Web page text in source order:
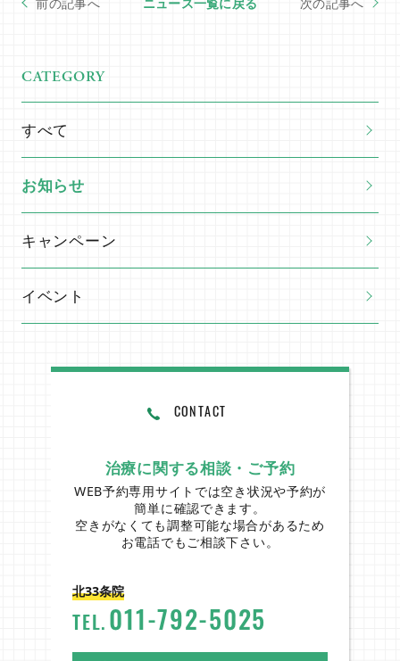
店舗一覧
北33条院
ニュース
CATEGORY
すべて
お知らせ
キャンペーン
イベント
CONTACT
治療に関する相談・ご予約
WEB予約専用サイトでは空き状況や予約が
簡単に確認できます。
空きがなくても調整可能な場合があるため
お電話でもご相談下さい。
北33条院
TEL. 011-792-5025